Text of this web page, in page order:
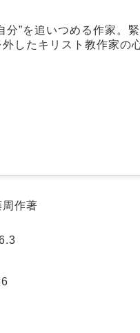
”を追いつめる作家。
したキリスト教作家の
作著